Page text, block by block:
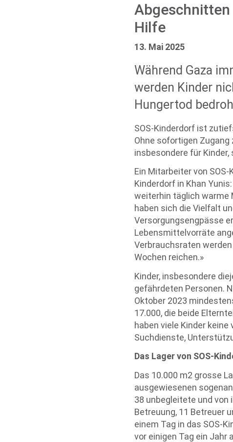
Abgeschnitten
Hilfe
13. Mai 2025
Während Gaza
werden Kinder
Hungertod
SOS-Kinderdorf ist
Ohne sofortigen
insbesondere für
Ein Mitarbeiter von
Kinderdorf in Khan
weiterhin täglich warme
haben sich die Vielfalt
Versorgungsengpässe
Lebensmittelvorräte
Verbrauchsraten
Wochen reichen.»
Kinder, insbesondere
gefährdeten Personen.
Oktober 2023
17.000, die beide
haben viele Kinder
Suchdienste,
Das Lager von SOS-
Das 10.000 m2 grosse
ausgewiesenen
38 unbegleitete und von
Betreuung, 11 Betreuer
einem Tag in das SOS-
vor einigen Tag ein Jahr